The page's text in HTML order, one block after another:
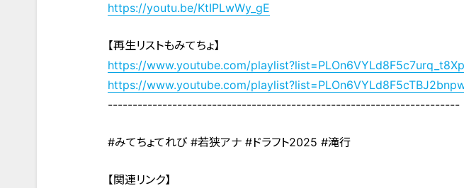
https://youtu.be/KtIPLwWy_gE
【再生リストもみてちょ】
https://www.youtube.com/
https://www.youtube.com/
-----------------------------------------------------------------------
#みてちょてれび #若狭アナ #ドラフト2025 #滝行
【関連リンク】